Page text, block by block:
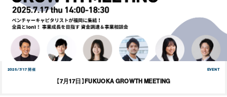
2025/7/17 開催 EVENT
【7月17日】FUKUOKA GROWTH MEETING